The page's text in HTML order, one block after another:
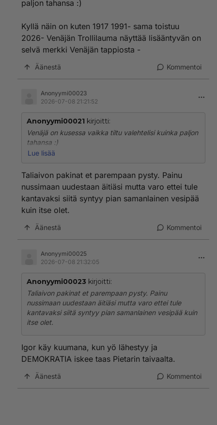
paljon tahansa :)
Kyllä näin on kuten 1917 1991- sama toistuu
2026- Venäjän Trollilauma näyttää lisääntyvän on
selvä merkki Venäjän tappiosta -
Äänestä Kommentoi
Anonyymi00023
2026-07-08 21:21:52
Anonyymi00021 kirjoitti:
Venäjä on kusessa vaikka tiltu valehtelisi kuinka paljon
tahansa :)
Venäjän Trollilauma näyttää lisääntyvän on selvä
merkki Venäjän tappiosta -
Lue lisää
Taliaivon pakinat et parempaan pysty. Painu
nussimaan uudestaan äitiäsi mutta varo ettei tule
kantavaksi siitä syntyy pian samanlainen vesipää
kuin itse olet.
Äänestä Kommentoi
Anonyymi00025
2026-07-08 21:32:05
Anonyymi00023 kirjoitti:
Taliaivon pakinat et parempaan pysty. Painu
nussimaan uudestaan äitiäsi mutta varo ettei tule
kantavaksi siitä syntyy pian samanlainen vesipää kuin
itse olet.
Igor käy kuumana, kun yö lähestyy ja
DEMOKRATIA iskee taas Pietarin taivaalta.
Äänestä Kommentoi